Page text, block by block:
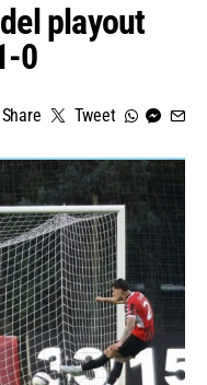
playout
0
Share Tweet